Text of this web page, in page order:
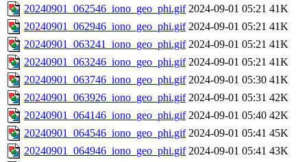
20240901_062546_iono_geo_phi.gif 2024-09-01 05:21 41K
20240901_062946_iono_geo_phi.gif 2024-09-01 05:21 41K
20240901_063241_iono_geo_phi.gif 2024-09-01 05:21 41K
20240901_063246_iono_geo_phi.gif 2024-09-01 05:21 41K
20240901_063746_iono_geo_phi.gif 2024-09-01 05:30 41K
20240901_063926_iono_geo_phi.gif 2024-09-01 05:31 42K
20240901_064146_iono_geo_phi.gif 2024-09-01 05:40 42K
20240901_064546_iono_geo_phi.gif 2024-09-01 05:41 45K
20240901_064946_iono_geo_phi.gif 2024-09-01 05:41 43K